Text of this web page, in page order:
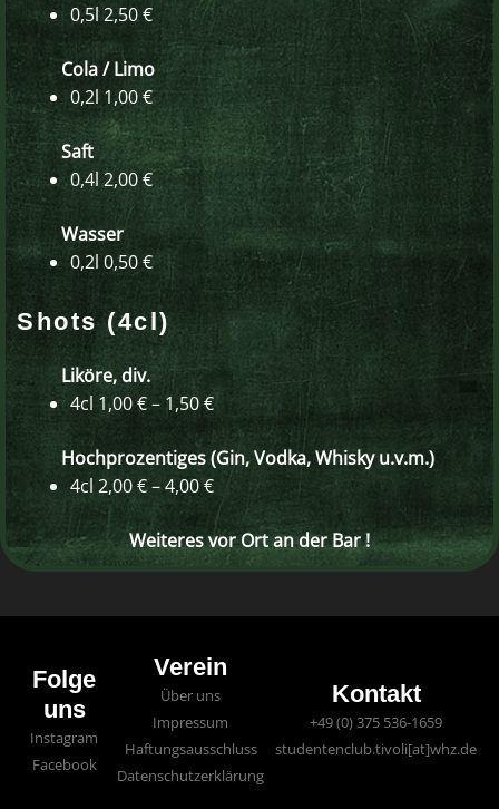
0,5l 2,50 €
Cola / Limo
0,2l 1,00 €
Saft
0,4l 2,00 €
Wasser
0,2l 0,50 €
Shots (4cl)
Liköre, div.
4cl 1,00 € – 1,50 €
Hochprozentiges (Gin, Vodka, Whisky u.v.m.)
4cl 2,00 € – 4,00 €
Weiteres vor Ort an der Bar !
Folge
uns
Instagram
Facebook
Verein
Über uns
Impressum
Haftungsausschluss
Datenschutzerklärung
Kontakt
+49 (0) 375 536-1659
studentenclub.tivoli[at]whz.de